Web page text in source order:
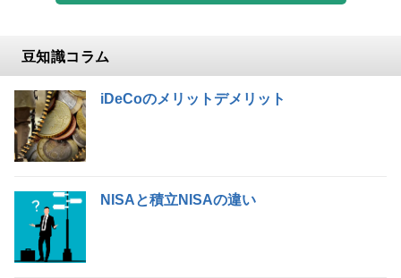
豆知識コラム
iDeCoのメリットデメリット
NISAと積立NISAの違い